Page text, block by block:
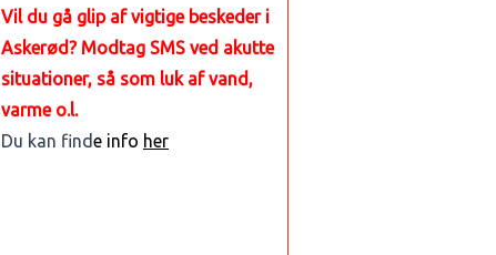
Vil du gå glip af vigtige beskeder i
Askerød? Modtag SMS ved akutte
situationer, så som luk af vand,
varme o.l.
Du kan finde info her